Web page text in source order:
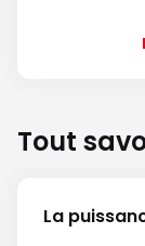
Tout
La